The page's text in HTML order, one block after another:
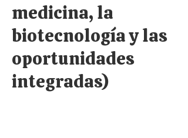
medicina, la
biotecnología y las
oportunidades
integradas)